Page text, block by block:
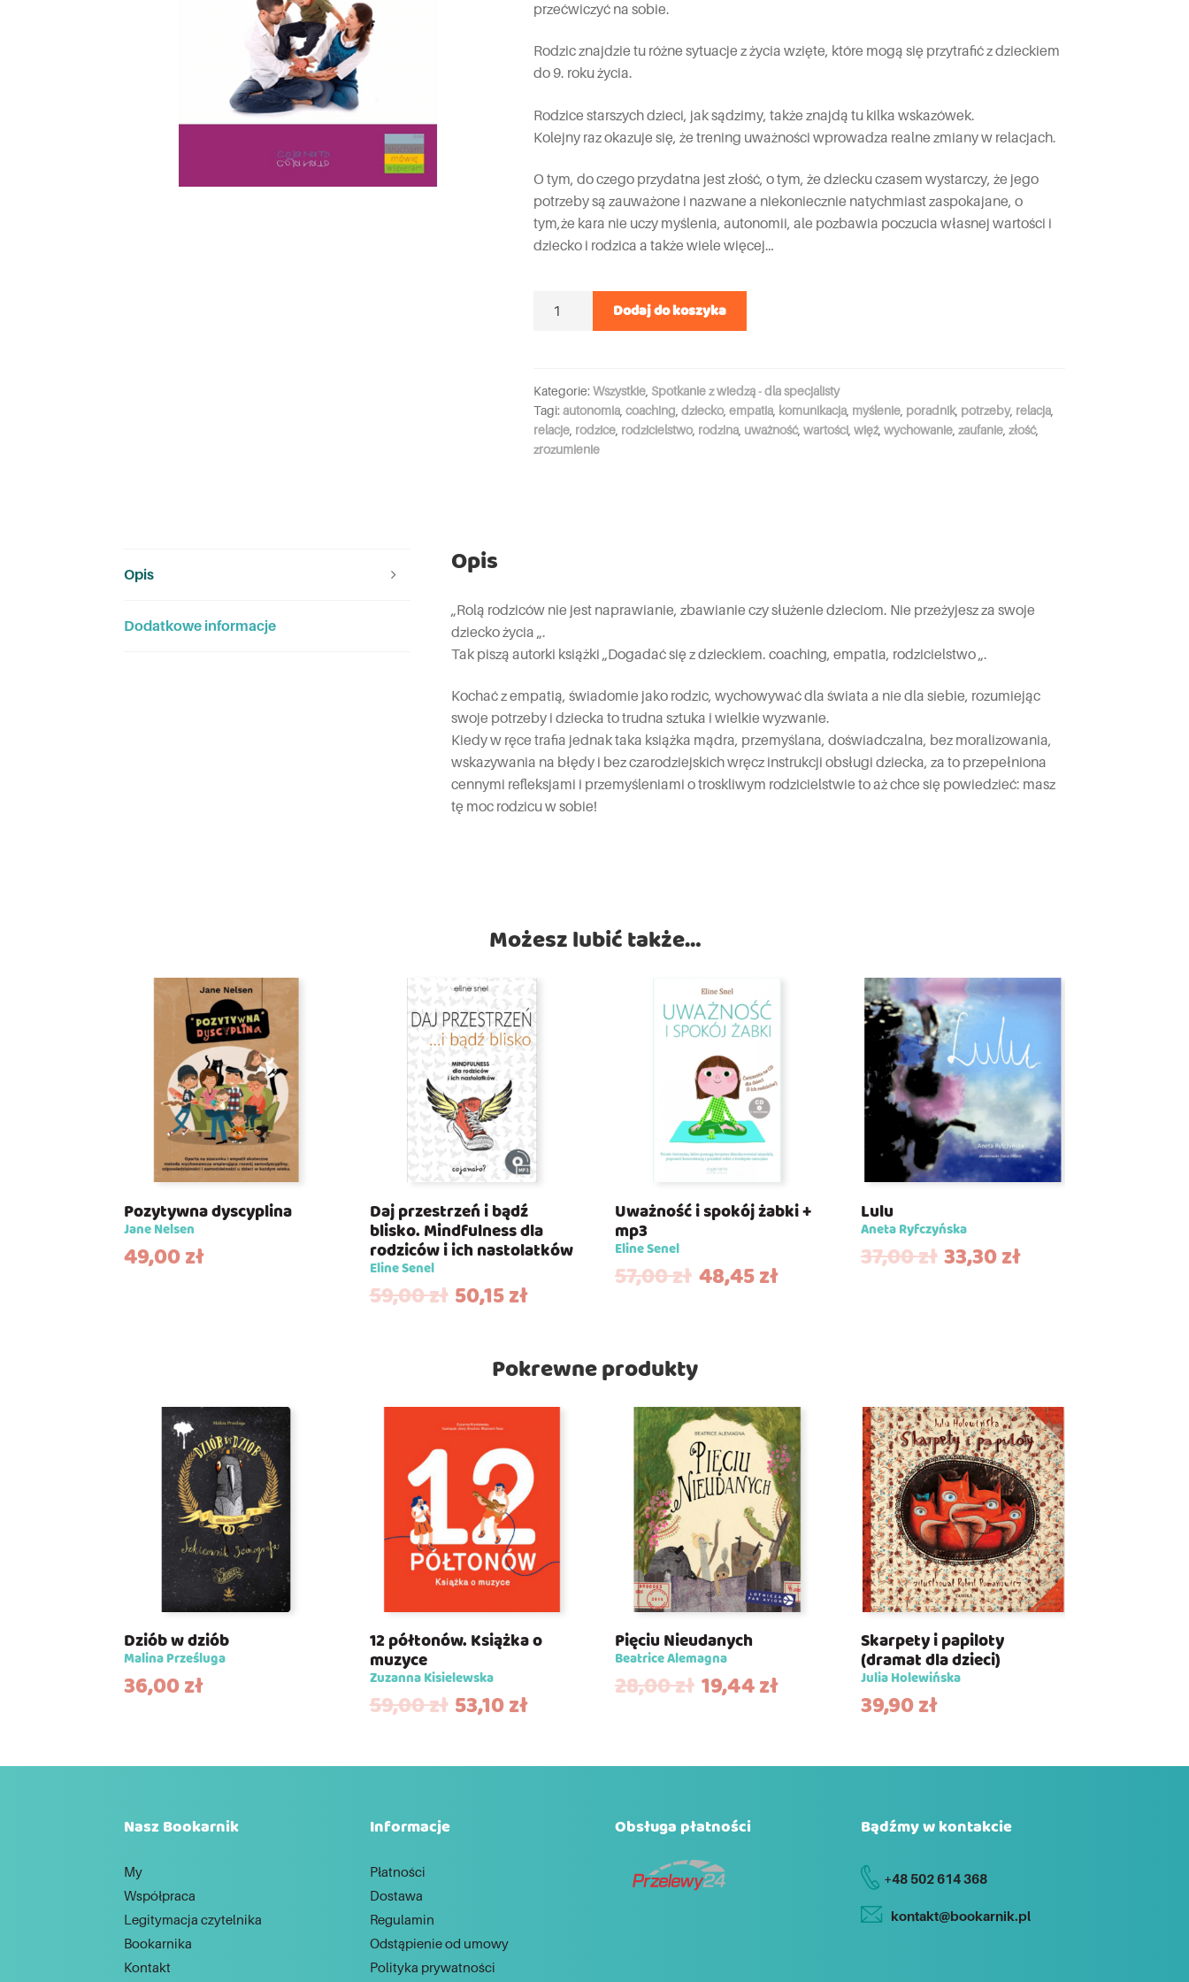
przećwiczyć na sobie.
Rodzic znajdzie tu różne sytuacje z życia wzięte, które mogą się przytrafić z dzieckiem
do 9. roku życia.
Rodzice starszych dzieci, jak sądzimy, także znajdą tu kilka wskazówek.
Kolejny raz okazuje się, że trening uważności wprowadza realne zmiany w relacjach.
O tym, do czego przydatna jest złość, o tym, że dziecku czasem wystarczy, że jego
potrzeby są zauważone i nazwane a niekoniecznie natychmiast zaspokajane, o
tym,że kara nie uczy myślenia, autonomii, ale pozbawia poczucia własnej wartości i
dziecko i rodzica a także wiele więcej…
Dodaj do koszyka
Kategorie: Wszystkie, Spotkanie z wiedzą - dla specjalisty
Tagi: autonomia, coaching dziecko, empatia, komunikacja, myślenie, poradnik, potrzeby, relacja,
relacje, rodzice, rodzicielstwo, rodzina, uważność, wartości, więź, wychowanie, zaufanie, złość,
zrozumienie
Opis
Dodatkowe informacje
Opis
„Rolą rodziców nie jest naprawianie, zbawianie czy służenie dzieciom. Nie przeżyjesz za swoje
dziecko życia „.
Tak piszą autorki książki „Dogadać się z dzieckiem. coaching, empatia, rodzicielstwo „.
Kochać z empatią, świadomie jako rodzic, wychowywać dla świata a nie dla siebie, rozumiejąc
swoje potrzeby i dziecka to trudna sztuka i wielkie wyzwanie.
Kiedy w ręce trafia jednak taka książka mądra, przemyślana, doświadczalna, bez moralizowania,
wskazywania na błędy i bez czarodziejskich wręcz instrukcji obsługi dziecka, za to przepełniona
cennymi refleksjami i przemyśleniami o troskliwym rodzicielstwie to aż chce się powiedzieć: masz
tę moc rodzicu w sobie!
Możesz lubić także…
Pozytywna dyscyplina
Jane Nelsen
49,00zł
Daj przestrzeń i bądź
blisko. Mindfulness dla
rodziców i ich nastolatków
Eline Senel
59,00zł 50,15zł
Uważność i spokój żabki +
mp3
Eline Senel
57,00zł 48,45zł
Lulu
Aneta Ryfczyńska
37,00zł33,30zł
Pokrewne produkty
Dziób w dziób
Malina Prześluga
36,00zł
12 półtonów. Książka o
muzyce
Zuzanna Kisielewska
59,00zł 53,10zł
Pięciu Nieudanych
Beatrice Alemagna
28,00zł 19,44zł
Skarpety i papiloty
(dramat dla dzieci)
Julia Holewińska
39,90zł
Nasz Bookarnik
My
Współpraca
Legitymacja czytelnika
Bookarnika
Kontakt
Informacje
Płatności
Dostawa
Regulamin
Odstąpienie od umowy
Polityka prywatności
Obsługa płatności Bądźmy w kontakcie
+48 502 614 368
kontakt@bookarnik.pl